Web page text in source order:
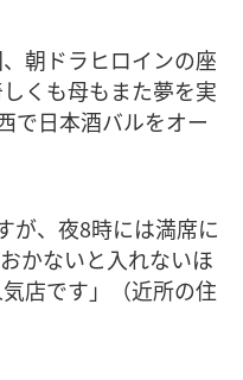
朝ドラヒロインの座
くも母もまた夢を実
で日本酒バルをオー
が、夜8時には満席に
かないと入れないほ
店です」（近所の住